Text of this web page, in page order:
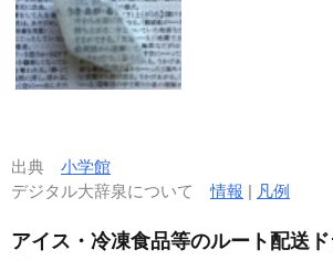
出典 小学館
デジタル大辞泉について情報 | 凡例
アイス・冷凍食品等のルート配送